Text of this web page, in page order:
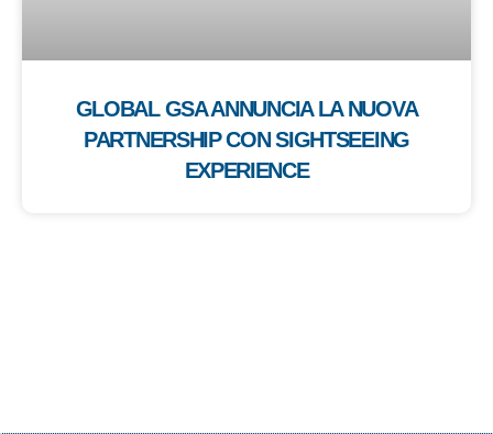
GLOBAL GSA ANNUNCIA LA NUOVA
PARTNERSHIP CON SIGHTSEEING
EXPERIENCE